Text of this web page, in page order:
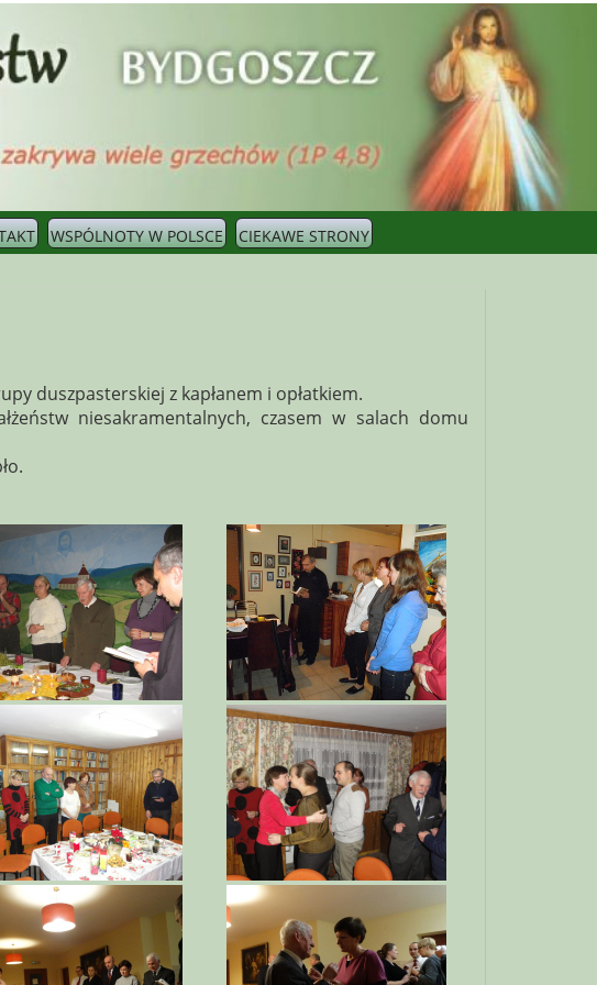
WSPÓLNOTY W POLSCE CIEKAWE STRONY
duszpasterskiej z kapłanem i opłatkiem.
niesakramentalnych, czasem w salach domu